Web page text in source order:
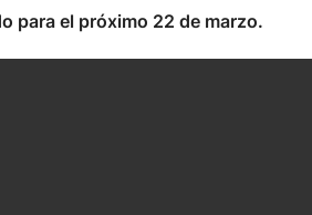
para el próximo 22 de marzo.